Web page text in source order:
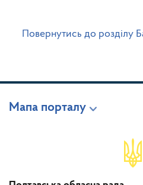
Повернутись до розділу
Мапа порталу